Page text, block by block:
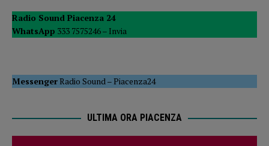
Radio Sound Piacenza 24
WhatsApp 333 7575246 – Invia
MessengerRadio Sound–Piacenza24
ULTIMA ORA PIACENZA